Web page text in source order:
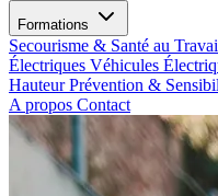
Formations
Secourisme & Santé au
Électriques Véhicules
HauteurPrévention &
A propos Contact